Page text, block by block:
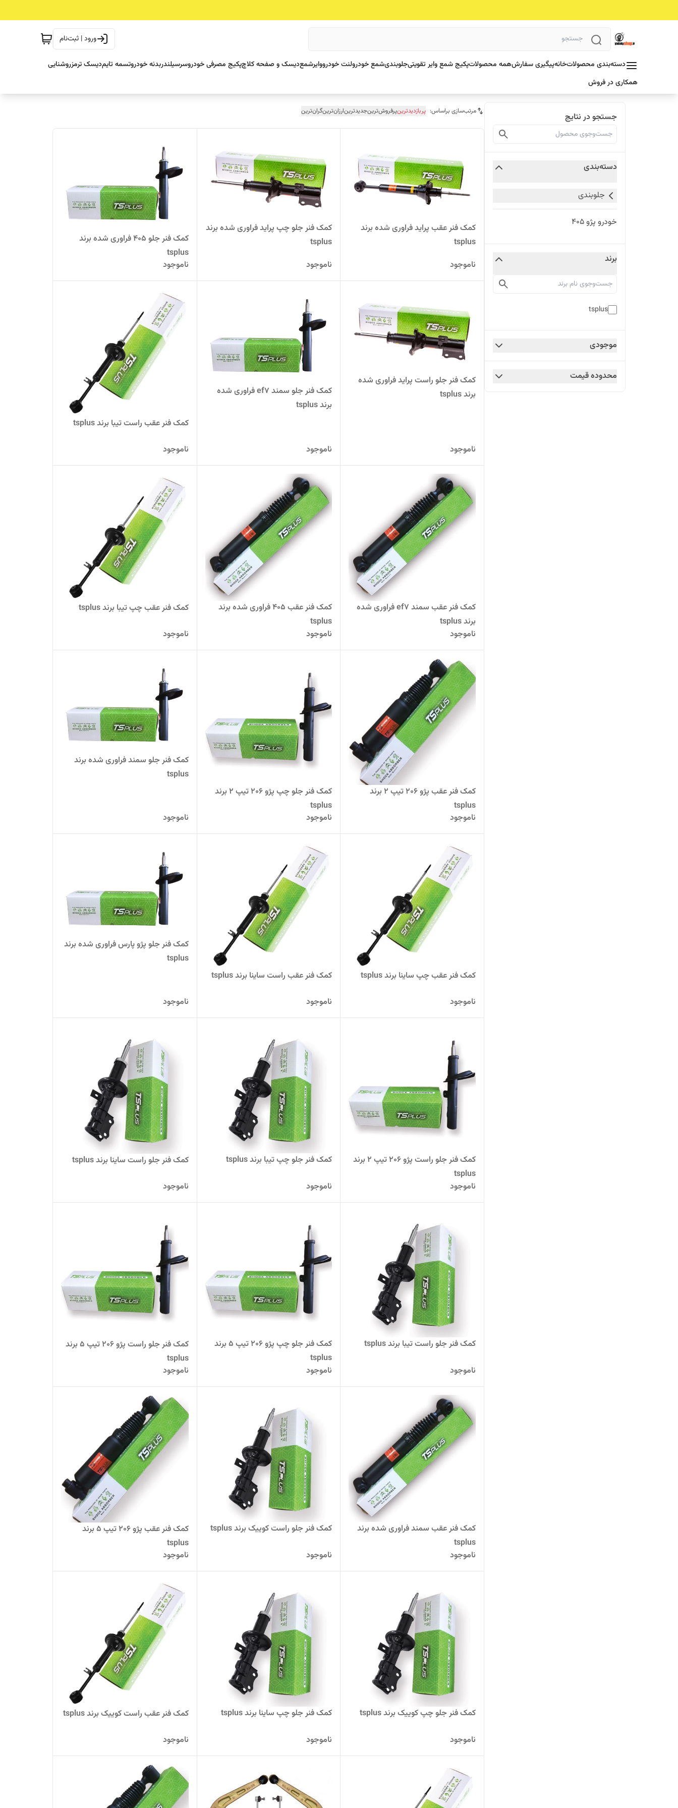
ورود | ثبت‌نام
دسته‌بندی محصولاتخانهپیگیری سفارشهمه محصولاتپکیج شمع وایر تقویتیجلوبندیشمع خودرولنت خودرووایرشمعدیسک و صفحه کلاچپکیج مصرفی خودروسرسیلندربدنه خودروتسمه تایمدیسک ترمزروشنایی
همکاری در فروش
جستجو در نتایج
دسته‌بندی
جلوبندی
خودرو پژو 405
برند
tsplus
موجودی
محدوده قیمت
مرتب‌سازی براساس: پربازدیدترینپرفروش‌ترینجدیدترینارزان‌ترینگران‌ترین
کمک فنر عقب پراید فراوری شده برند
tsplus
ناموجود
کمک فنر جلو چپ پراید فراوری شده برند
tsplus
ناموجود
کمک فنر جلو 405 فراوری شده برند
tsplus
ناموجود
کمک فنر جلو راست پراید فراوری شده
برند tsplus
ناموجود
کمک فنر جلو سمند ef7 فراوری شده
برند tsplus
ناموجود
کمک فنر عقب راست تیبا برند tsplus
ناموجود
کمک فنر عقب سمند ef7 فراوری شده
برند tsplus
ناموجود
کمک فنر عقب 405 فراوری شده برند
tsplus
ناموجود
کمک فنر عقب چپ تیبا برند tsplus
ناموجود
کمک فنر عقب پژو 206 تیپ 2 برند
tsplus
ناموجود
کمک فنر جلو چپ پژو 206 تیپ 2 برند
tsplus
ناموجود
کمک فنر جلو سمند فراوری شده برند
tsplus
ناموجود
کمک فنر عقب چپ ساینا برند tsplus
ناموجود
کمک فنر عقب راست ساینا برند tsplus
ناموجود
کمک فنر جلو پژو پارس فراوری شده برند
tsplus
ناموجود
کمک فنر جلو راست پژو 206 تیپ 2 برند
tsplus
ناموجود
کمک فنر جلو چپ تیبا برند tsplus
ناموجود
کمک فنر جلو راست ساینا برند tsplus
ناموجود
کمک فنر جلو راست تیبا برند tsplus
ناموجود
کمک فنر جلو چپ پژو 206 تیپ 5 برند
tsplus
ناموجود
کمک فنر جلو راست پژو 206 تیپ 5 برند
tsplus
ناموجود
کمک فنر عقب سمند فراوری شده برند
tsplus
ناموجود
کمک فنر جلو راست کوییک برند tsplus
ناموجود
کمک فنر عقب پژو 206 تیپ 5 برند
tsplus
ناموجود
کمک فنر جلو چپ کوییک برند tsplus
ناموجود
کمک فنر جلو چپ ساینا برند tsplus
ناموجود
کمک فنر عقب راست کوییک برند tsplus
ناموجود